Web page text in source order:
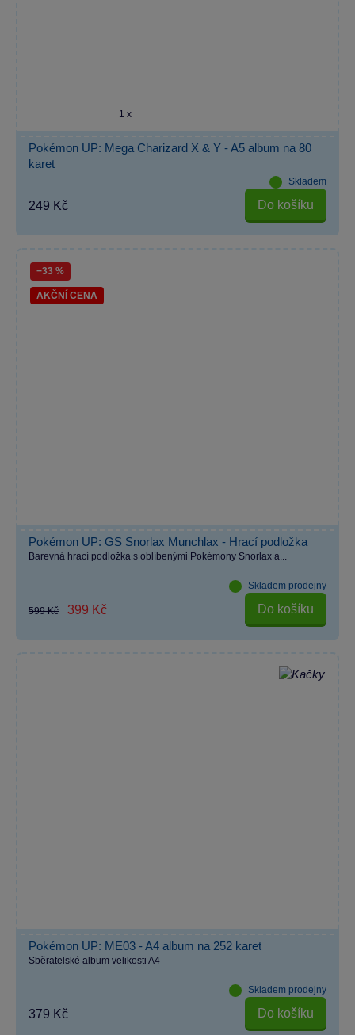
1 x
Pokémon UP: Mega Charizard X & Y - A5 album na 80
karet
Skladem
249 Kč Do košíku
−33 %
AKČNÍ CENA
Pokémon UP: GS Snorlax Munchlax - Hrací podložka
Barevná hrací podložka s oblíbenými Pokémony Snorlax a...
Skladem prodejny
599 Kč 399 Kč Do košíku
Pokémon UP: ME03 - A4 album na 252 karet
Sběratelské album velikosti A4
Skladem prodejny
379 Kč Do košíku